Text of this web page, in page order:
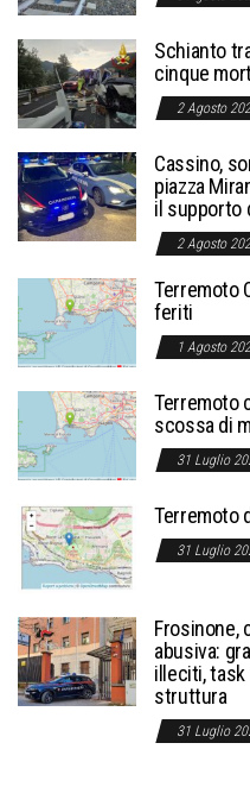
Schianto
cinque
2 Agosto
Cassino,
piazza
il supporto
2 Agosto
Terremoto
feriti
1 Agosto
Terremoto
scossa di
31 Luglio
Terremoto
31 Luglio
Frosinone,
abusiva:
illeciti, task
struttura
31 Luglio